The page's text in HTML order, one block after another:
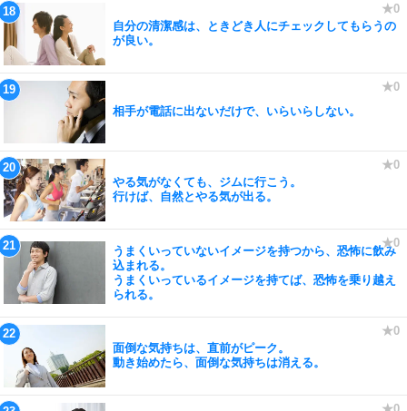
自分の清潔感は、ときどき人にチェックしてもらうの
が良い。
相手が電話に出ないだけで、いらいらしない。
やる気がなくても、ジムに行こう。
行けば、自然とやる気が出る。
うまくいっていないイメージを持つから、恐怖に飲み
込まれる。
うまくいっているイメージを持てば、恐怖を乗り越え
られる。
面倒な気持ちは、直前がピーク。
動き始めたら、面倒な気持ちは消える。